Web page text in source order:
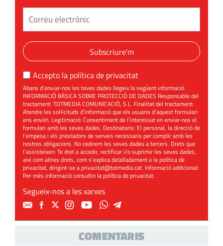
Subscriure'm
Accepto la política de privacitat
Abans d’enviar-nos les teves dades llegeix la següent informació
INFORMACIÓ BÀSICA SOBRE PROTECCIÓ DE DADES Responsable del
tractament: TOTMEDIA COMUNICACIÓ, S.L. Finalitat del tractament:
Atendre les sol·licituds d’informació que els usuaris d’aquest formulari
ens enviïn. Legitimació: Consentiment de l’interessat en enviar-nos el
formulari amb les seves dades. Destinataris: El personal, la direcció de
l’empesa i els prestadors de serveis necessaris per complir amb les
nostres obligacions. No cedirem les seves dades a tercers. Drets que
l’assisteixen: Te dret a accedir, rectificar i/o suprimir les seves dades,
així com altres drets, com s’explica detalladament a la política de
privacitat, dirigint-se aprivacitat@totmedia.cat. Informació addicional:
Per més informació consultin lapolítica de privacitat.
Segueix-nos a les xarxes
COMENTARIS